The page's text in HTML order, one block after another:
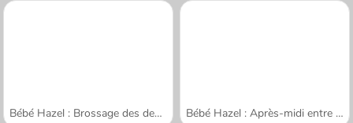
Bébé Hazel : Brossage des dents Bébé Hazel : Après-midi entre amis